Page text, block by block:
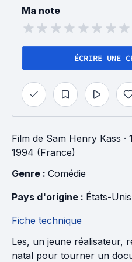
Ma note
ÉCRIRE UNE
Film de Sam Henry Kass ·
1994 (France)
Genre : Comédie
Pays d'origine : États-Unis
Fiche technique
Les, un jeune réalisateur,
natal pour tourner un